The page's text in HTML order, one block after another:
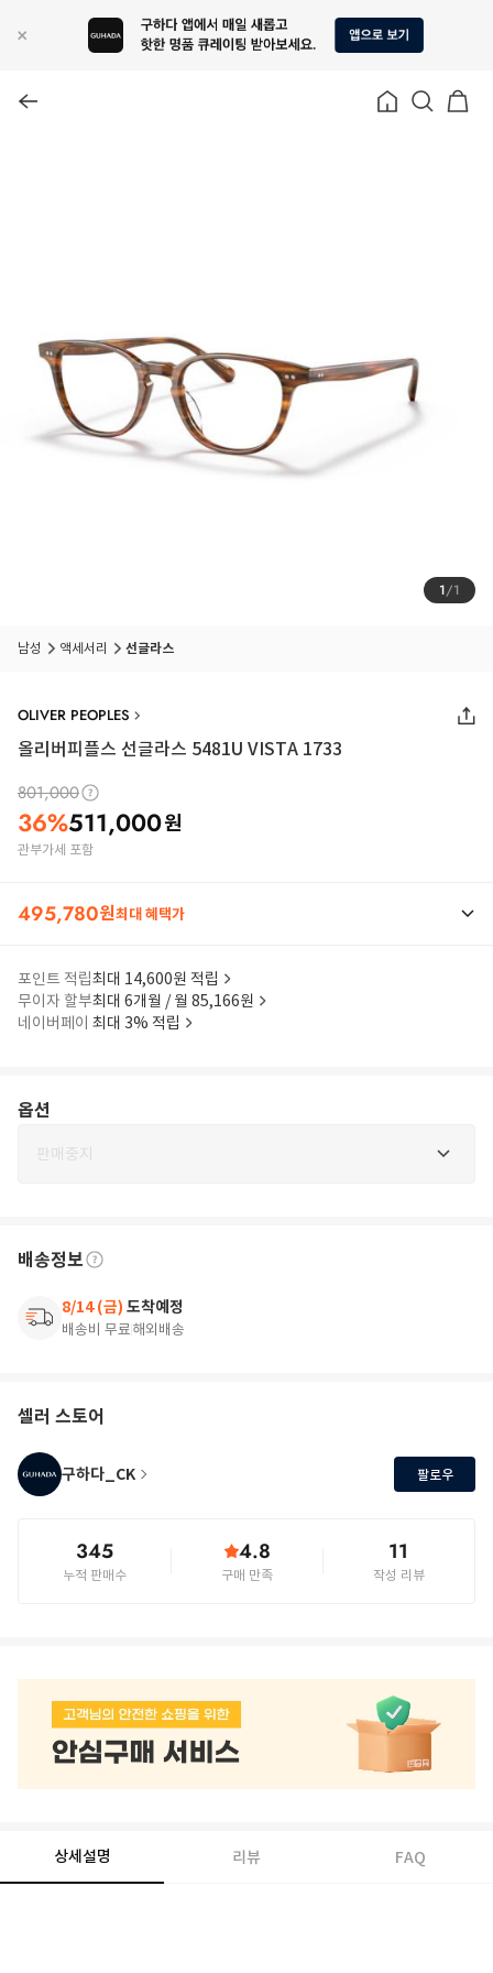
1/1
남성 액세서리 선글라스
OLIVER PEOPLES
올리버피플스 선글라스 5481U VISTA 1733
801,000
36%511,000원
관부가세 포함
495,780원최대 혜택가
포인트 적립최대 14,600원 적립
무이자 할부최대 6개월 / 월 85,166원
네이버페이 최대 3% 적립
옵션
판매중지
배송정보
8/14 (금) 도착예정
배송비 무료해외배송
셀러 스토어
구하다_CK 팔로우
345
누적 판매수
4.8
구매 만족
11
작성 리뷰
상세설명 리뷰 FAQ